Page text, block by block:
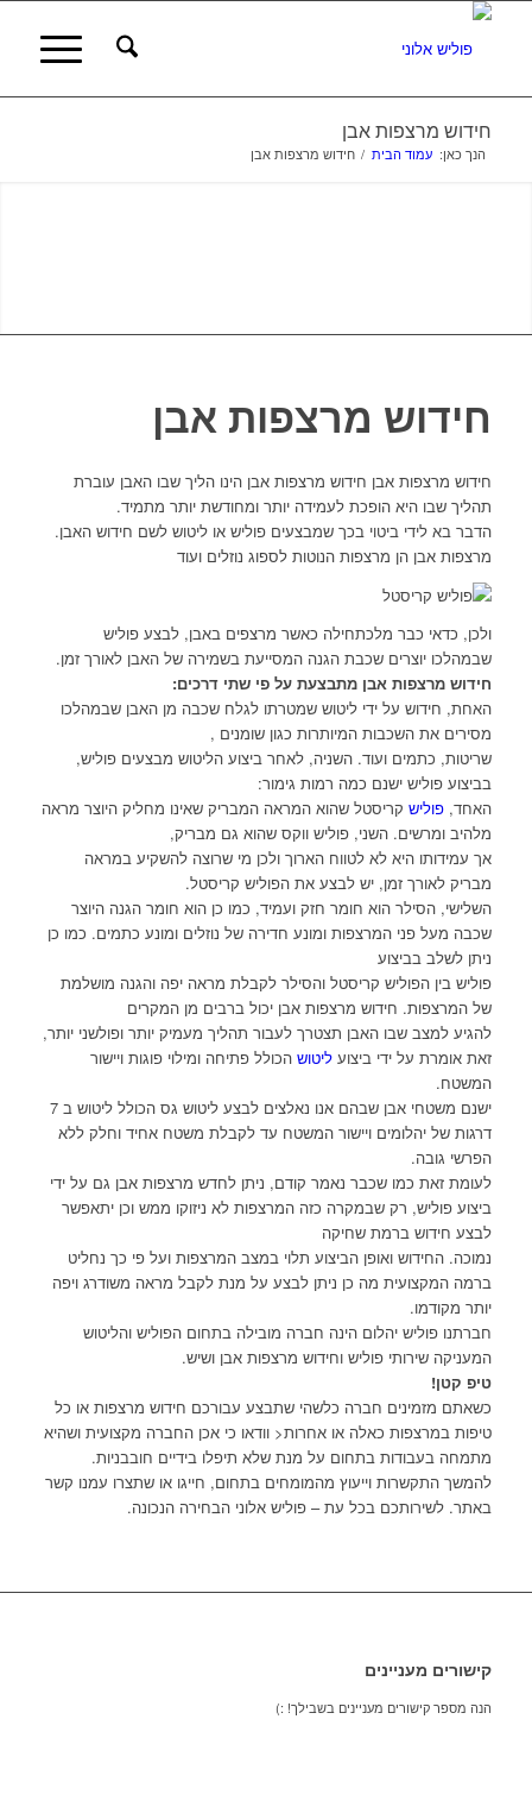
חידוש מרצפות אבן
הנך כאן: עמוד הבית / חידוש מרצפות אבן
חידוש מרצפות אבן
חידוש מרצפות אבן חידוש מרצפות אבן הינו הליך שבו האבן עוברת
תהליך שבו היא הופכת לעמידה יותר ומחודשת יותר מתמיד.
הדבר בא לידי ביטוי בכך שמבצעים פוליש או ליטוש לשם חידוש האבן.
מרצפות אבן הן מרצפות הנוטות לספוג נוזלים ועוד
ולכן, כדאי כבר מלכתחילה כאשר מרצפים באבן, לבצע פוליש
שבמהלכו יוצרים שכבת הגנה המסייעת בשמירה של האבן לאורך זמן.
חידוש מרצפות אבן מתבצעת על פי שתי דרכים:
האחת, חידוש על ידי ליטוש שמטרתו לגלח שכבה מן האבן שבמהלכו
מסירים את השכבות המיותרות כגון שומנים ,
שריטות, כתמים ועוד. השניה, לאחר ביצוע הליטוש מבצעים פוליש,
בביצוע פוליש ישנם כמה רמות גימור:
האחד, פולישקריסטל שהוא המראה המבריק שאינו מחליק היוצר מראה
מלהיב ומרשים. השני, פוליש ווקס שהוא גם מבריק,
אך עמידותו היא לא לטווח הארוך ולכן מי שרוצה להשקיע במראה
מבריק לאורך זמן, יש לבצע את הפוליש קריסטל.
השלישי, הסילר הוא חומר חזק ועמיד, כמו כן הוא חומר הגנה היוצר
שכבה מעל פני המרצפות ומונע חדירה של נוזלים ומונע כתמים. כמו כן
ניתן לשלב בביצוע
פוליש בין הפוליש קריסטל והסילר לקבלת מראה יפה והגנה מושלמת
של המרצפות. חידוש מרצפות אבן יכול ברבים מן המקרים
להגיע למצב שבו האבן תצטרך לעבור תהליך מעמיק יותר ופולשני יותר,
זאת אומרת על ידי ביצוע ליטושהכולל פתיחה ומילוי פוגות ויישור
המשטח.
ישנם משטחי אבן שבהם אנו נאלצים לבצע ליטוש גס הכולל ליטוש ב 7
דרגות של יהלומים ויישור המשטח עד לקבלת משטח אחיד וחלק ללא
הפרשי גובה.
לעומת זאת כמו שכבר נאמר קודם, ניתן לחדש מרצפות אבן גם על ידי
ביצוע פוליש, רק שבמקרה כזה המרצפות לא ניזוקו ממש וכן יתאפשר
לבצע חידוש ברמת שחיקה
נמוכה. החידוש ואופן הביצוע תלוי במצב המרצפות ועל פי כך נחליט
ברמה המקצועית מה כן ניתן לבצע על מנת לקבל מראה משודרג ויפה
יותר מקודמו.
חברתנו פוליש יהלום הינה חברה מובילה בתחום הפוליש והליטוש
המעניקה שירותי פוליש וחידוש מרצפות אבן ושיש.
טיפ קטן!
כשאתם מזמינים חברה כלשהי שתבצע עבורכם חידוש מרצפות או כל
טיפות במרצפות כאלה או אחרות< וודאו כי אכן החברה מקצועית ושהיא
מתמחה בעבודות בתחום על מנת שלא תיפלו בידיים חובבניות.
להמשך התקשרות וייעוץ מהמומחים בתחום, חייגו או שתצרו עמנו קשר
באתר. לשירותכם בכל עת – פוליש אלוני הבחירה הנכונה.
קישורים מעניינים
הנה מספר קישורים מעניינים בשבילך! :)